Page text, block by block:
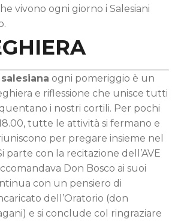
vivono ogni giorno i Salesiani
ogni pomeriggio è un
e riflessione che unisce tutti
i nostri cortili. Per pochi
tutte le attività si fermano e
per pregare insieme nel
parte con la recitazione dell’AVE
Don Bosco ai suoi
con un pensiero di
dell’Oratorio (don
e si conclude col ringraziare